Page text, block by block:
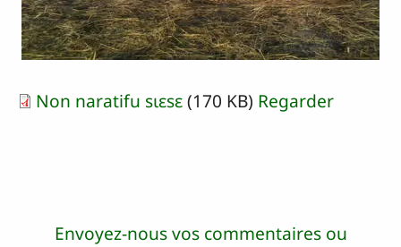
Non naratifu sɩɛsɛ(170 KB) Regarder
Envoyez-nous vos commentaires ou